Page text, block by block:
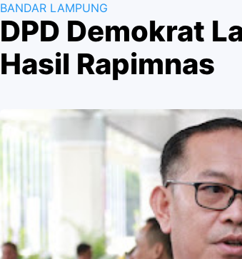
BANDAR LAMPUNG
DPD Demokrat
Hasil Rapimnas